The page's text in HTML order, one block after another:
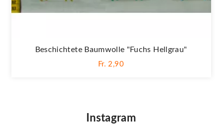
Beschichtete Baumwolle "Fuchs Hellgrau"
Fr. 2,90
Instagram